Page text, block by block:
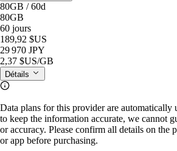
80GB / 60d
80GB
60 jours
189,92 $US
29 970 JPY
2,37 $US/GB
Détails
Data plans for this provider are automatically
to keep the information accurate, we cannot
or accuracy. Please confirm all details on the
or app before purchasing.